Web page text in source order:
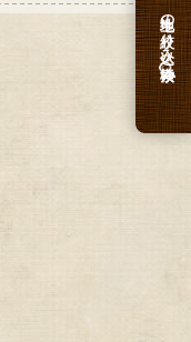
生地の絞り込み検索